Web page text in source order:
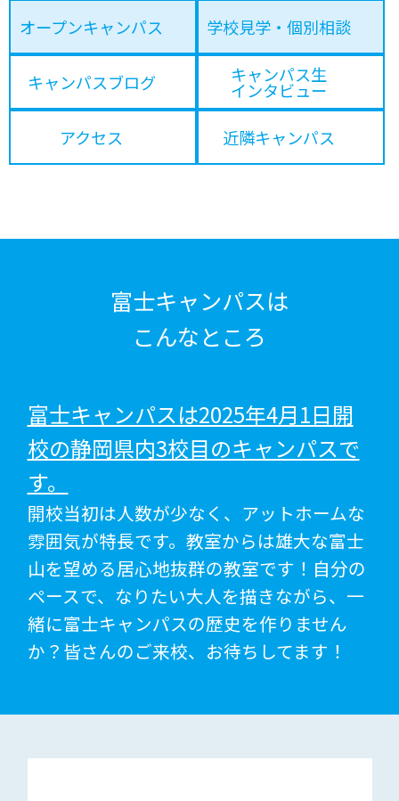
オープンキャンパス 学校見学・個別相談
キャンパスブログ キャンパス生
インタビュー
アクセス 近隣キャンパス
富士キャンパスは
こんなところ
富士キャンパスは2025年4月1日開
校の静岡県内3校目のキャンパスで
す。
開校当初は人数が少なく、アットホームな
雰囲気が特長です。教室からは雄大な富士
山を望める居心地抜群の教室です！自分の
ペースで、なりたい大人を描きながら、一
緒に富士キャンパスの歴史を作りません
か？皆さんのご来校、お待ちしてます！